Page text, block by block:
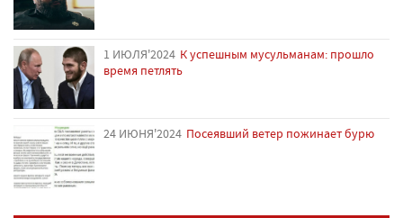
1 ИЮЛЯ'2024 К успешным мусульманам: прошло
время петлять
24 ИЮНЯ'2024 Посеявший ветер пожинает бурю